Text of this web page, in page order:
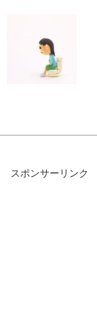
スポンサーリンク